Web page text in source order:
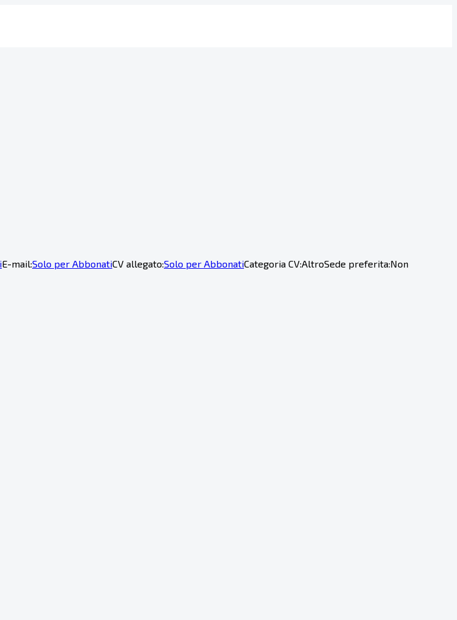
E-mail:Solo per AbbonatiCV allegato:Solo per AbbonatiCategoria CV:AltroSede preferita:Non